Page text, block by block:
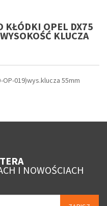
KŁÓDKI OPEL DX75
KLUCZA
OP-019)wys.klucza 55mm
I NOWOŚCIACH